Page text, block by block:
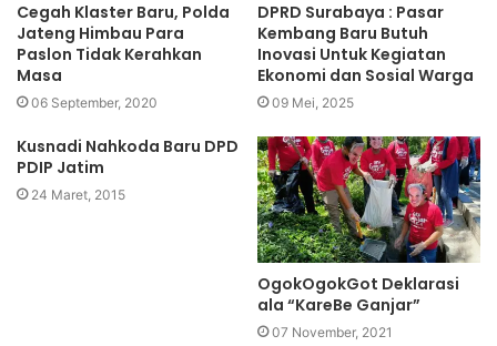
Cegah Klaster Baru, Polda
Jateng Himbau Para
Paslon Tidak Kerahkan
Masa
06 September, 2020
DPRD Surabaya : Pasar
Kembang Baru Butuh
Inovasi Untuk Kegiatan
Ekonomi dan Sosial Warga
09 Mei, 2025
Kusnadi Nahkoda Baru DPD
PDIP Jatim
24 Maret, 2015
OgokOgokGot Deklarasi
ala “KareBe Ganjar”
07 November, 2021